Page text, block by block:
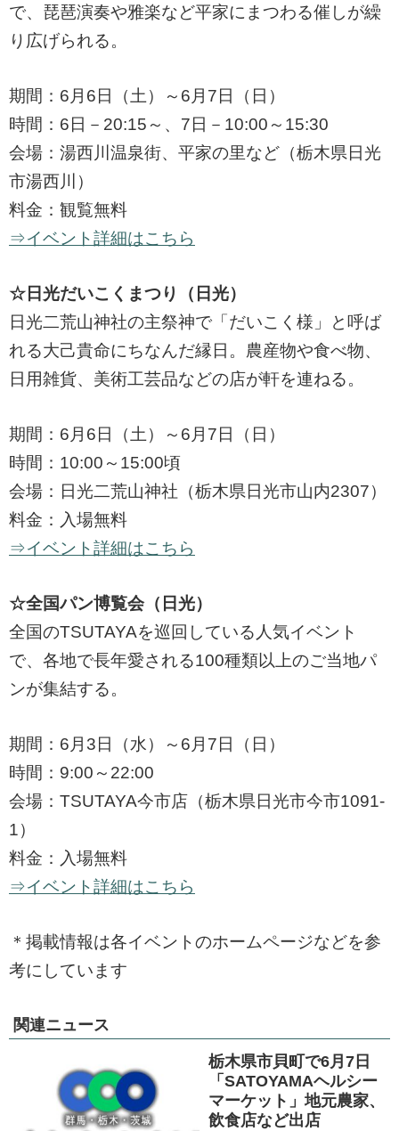
で、琵琶演奏や雅楽など平家にまつわる催しが繰
り広げられる。
期間：6月6日（土）～6月7日（日）
時間：6日－20:15～、7日－10:00～15:30
会場：湯西川温泉街、平家の里など（栃木県日光
市湯西川）
料金：観覧無料
⇒イベント詳細はこちら
☆日光だいこくまつり（日光）
日光二荒山神社の主祭神で「だいこく様」と呼ば
れる大己貴命にちなんだ縁日。農産物や食べ物、
日用雑貨、美術工芸品などの店が軒を連ねる。
期間：6月6日（土）～6月7日（日）
時間：10:00～15:00頃
会場：日光二荒山神社（栃木県日光市山内2307）
料金：入場無料
⇒イベント詳細はこちら
☆全国パン博覧会（日光）
全国のTSUTAYAを巡回している人気イベント
で、各地で長年愛される100種類以上のご当地パ
ンが集結する。
期間：6月3日（水）～6月7日（日）
時間：9:00～22:00
会場：TSUTAYA今市店（栃木県日光市今市1091-
1）
料金：入場無料
⇒イベント詳細はこちら
＊掲載情報は各イベントのホームページなどを参
考にしています
関連ニュース
栃木県市貝町で6月7日
「SATOYAMAヘルシー
マーケット」地元農家、
飲食店など出店